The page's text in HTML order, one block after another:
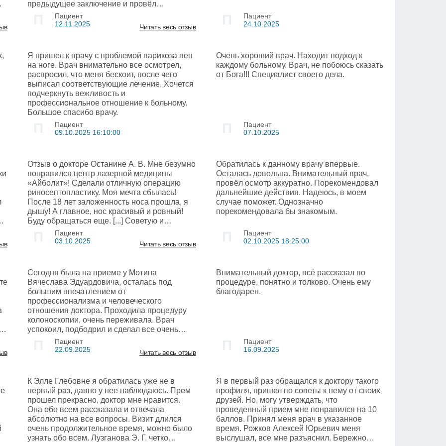
процветания и благополучия.
предыдущее заключение и провёл
обследование. Всё прошло, как всегда, на
высшем уровне! Спасибо!
Пациент
12.11.2025
Читать весь отзыв
Пациент
24.10.2025
Я пришел к врачу с проблемой варикоза вен
на ноге. Врач внимательно все осмотрел,
распросил, что меня бескоит, после чего
выписал соответствующие лечение. Хочется
подчеркнуть вежливость и
профессиональное отношение к больному.
Большое спасибо врачу.
Пациент
09.10.2025 16:10:00
Очень хороший врач. Находит подход к
каждому больному. Врач, не побоюсь сказать
от Бога!!! Специалист своего дела.
Пациент
07.10.2025
Отзыв о докторе Останине А. В. Мне безумно
понравился центр лазерной медицины
«Айболит»! Сделали отличную операцию
риносептопластику. Моя мечта сбылась!
После 18 лет заложенность носа прошла, я
дышу! А главное, нос красивый и ровный!
Буду обращаться еще. [...] Советую и
рекомендую!
Пациент
03.10.2025
Читать весь отзыв
Обратилась к данному врачу впервые.
Осталась довольна. Внимательный врач,
провёл осмотр аккуратно. Порекомендовал
дальнейшие действия. Надеюсь, в моем
случае поможет. Однозначно
порекомендовала бы знакомым.
Пациент
02.10.2025 18:25:00
Сегодня была на приеме у Мотина
Вячеслава Эдуардовича, осталась под
большим впечатлением от
профессионализма и человеческого
отношения доктора. Проходила процедуру
колоноскопии​, очень переживала. Врач
успокоил, подбодрил и сделал все очень
быстро и качественно. Хотелось бы также
отметить анестезиолога-реаниматолога
Горюнова И. А., отличный специалист и
внимательные и доброжелательные
медсестры. Благодаря им прием прошел
отлично и безболезненно, обязательно буду
обращаться еще! Огромное Вам спасибо за
Ваш труд! Рекомендую 100%!
Пациент
22.09.2025
Читать весь отзыв
Внимательный доктор, всё рассказал по
процедуре, понятно и толково. Очень ему
благодарен.
Пациент
16.09.2025
К Элле Глебовне я обратилась уже не в
первый раз, давно у нее наблюдаюсь. Прем
прошел прекрасно, доктор мне нравится.
Она обо всем рассказала и отвечала
абсолютно на все вопросы. Визит длился
очень продолжительное время, можно было
узнать обо всем. Лузганова Э. Г. четко
Я в первый раз обращался к доктору такого
профиля, пришел по советы к нему от своих
друзей. Но, могу утверждать, что
проведенный прием мне понравился на 10
баллов. Принял меня врач в указанное
время. Рожков Алексей Юрьевич меня
выслушал, все мне разъяснил. Бережно